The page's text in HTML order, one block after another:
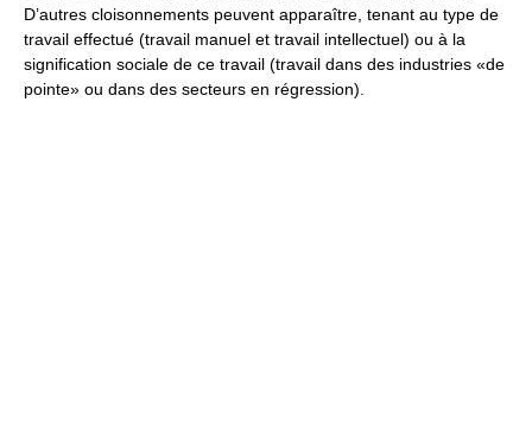
D’autres cloisonnements peuvent apparaître, tenant au type de
travail effectué (travail manuel et travail intellectuel) ou à la
signification sociale de ce travail (travail dans des industries «de
pointe» ou dans des secteurs en régression).